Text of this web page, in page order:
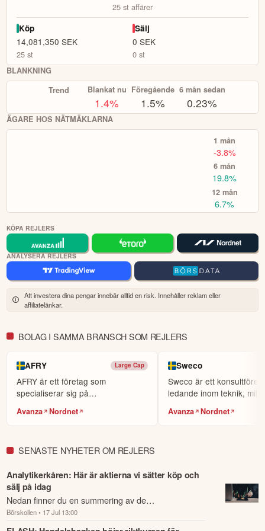
25 st affärer
Köp
14,081,350 SEK
25 st
Sälj
0 SEK
0 st
BLANKNING
Trend
Blankat nu
1.4%
Föregående
1.5%
6 mån sedan
0.23%
ÄGARE HOS NÄTMÄKLARNA
1 mån
-3.8%
6 mån
19.8%
12 mån
6.7%
KÖPA REJLERS
ANALYSERA REJLERS
Att investera dina pengar innebär alltid en risk. Innehåller reklam eller
affiliatelänkar.
BOLAG I SAMMA BRANSCH SOM REJLERS
AFRY Large Cap
AFRY är ett företag som
specialiserar sig på
konsultverksa...
Avanza Nordnet
Sweco
Sweco är ett
ledande inom teknik,
Avanza Nordnet
SENASTE NYHETER OM REJLERS
Analytikerkåren: Här är aktierna vi sätter köp och
sälj på idag
Nedan finner du en summering av de
analysrekommendationer och riktkursförändringar
Börskollen • 17 Jul 13:00